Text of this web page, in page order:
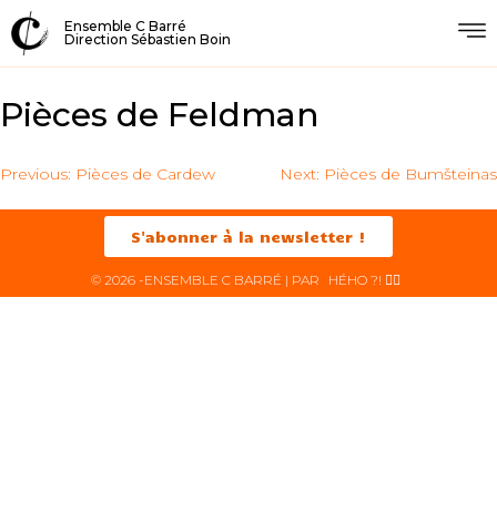
Ensemble C Barré
Direction Sébastien Boin
Pièces de Feldman
Previous: Pièces de Cardew Next: Pièces de Bumšteinas
S'abonner à la newsletter !
© 2026 -ENSEMBLE C BARRÉ | PAR HÉHO ?! ✌🏻